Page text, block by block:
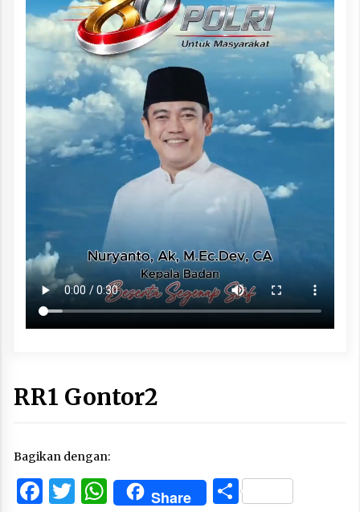
RR1 Gontor2
Bagikan dengan:
Facebook
Twitter
WhatsApp
Share Share